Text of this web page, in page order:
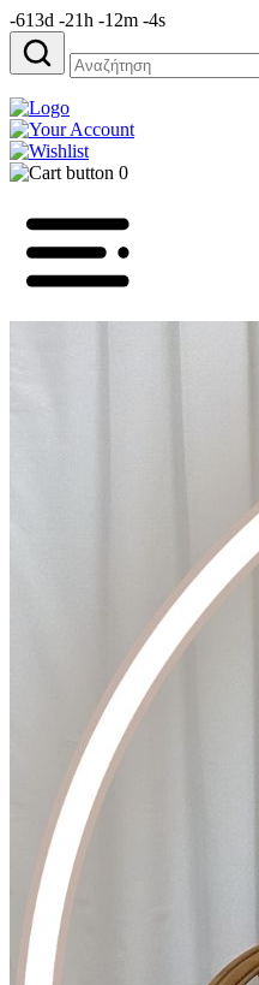
-613d -21h -12m -4s
Αναζήτηση
για:
0